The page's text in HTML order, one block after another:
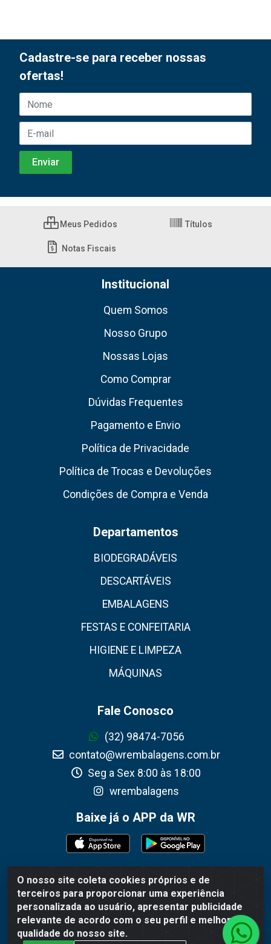
O nosso site coleta cookies próprios e de
terceiros para proporcionar uma experiência
personalizada ao usuário, apresentar publicidade
relevante de acordo com o seu perfil e melhorar a
qualidade do nosso site.
Cadastre-se para receber nossas
ofertas!
Meus Pedidos Títulos
Notas Fiscais
Institucional
Quem Somos
Nosso Grupo
Nossas Lojas
Como Comprar
Dúvidas Frequentes
Pagamento e Envio
Política de Privacidade
Política de Trocas e Devoluções
Condições de Compra e Venda
Departamentos
BIODEGRADÁVEIS
DESCARTÁVEIS
EMBALAGENS
FESTAS E CONFEITARIA
HIGIENE E LIMPEZA
MÁQUINAS
Fale Conosco
(32) 98474-7056
contato@wrembalagens.com.br
Seg a Sex 8:00 às 18:00
wrembalagens
Baixe já o APP da WR
WR Embalagens - R. Cel. Teodoro Gomes de Araújo,
1360 - Grogotó - Barbacena / MG - CEP 36202-628 -
CNPJ 02.692.206/0001-55